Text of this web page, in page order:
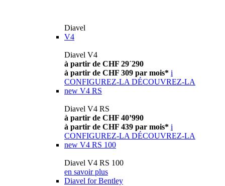
Diavel
V4
Diavel V4
à partir de CHF 29´290
à partir de CHF 309 par mois* i
CONFIGUREZ-LA DÉCOUVREZ-LA
new V4 RS
Diavel V4 RS
à partir de CHF 40’990
à partir de CHF 439 par mois* i
CONFIGUREZ-LA DÉCOUVREZ-LA
new V4 RS 100
Diavel V4 RS 100
en savoir plus
Diavel for Bentley